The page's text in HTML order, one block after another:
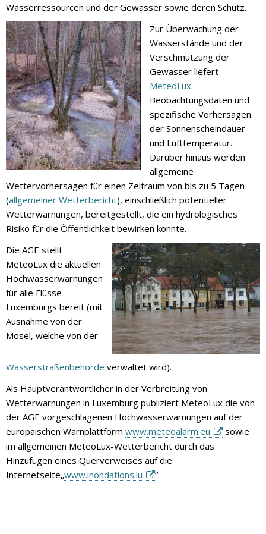
Wasserressourcen und der Gewässer sowie deren Schutz.
Zur Überwachung der
Wasserstände und der
Verschmutzung der
Gewässer liefert
MeteoLux
Beobachtungsdaten und
spezifische Vorhersagen
der Sonnenscheindauer
und Lufttemperatur.
Darüber hinaus werden
allgemeine
Wettervorhersagen für einen Zeitraum von bis zu 5 Tagen
(allgemeiner Wetterbericht), einschließlich potentieller
Wetterwarnungen, bereitgestellt, die ein hydrologisches
Risiko für die Öffentlichkeit bewirken könnte.
Die AGE stellt
MeteoLux die aktuellen
Hochwasserwarnungen
für alle Flüsse
Luxemburgs bereit (mit
Ausnahme von der
Mosel, welche von der
Wasserstraßenbehörde verwaltet wird).
Als Hauptverantwortlicher in der Verbreitung von
Wetterwarnungen in Luxemburg publiziert MeteoLux die von
der AGE vorgeschlagenen Hochwasserwarnungen auf der
europäischen Warnplattform www.meteoalarm.eu
sowie
im allgemeinen MeteoLux-Wetterbericht durch das
Hinzufügen eines Querverweises auf die
Internetseite„www.inondations.lu “.